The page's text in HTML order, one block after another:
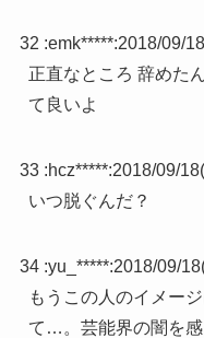
32 :emk*****:2018/09/
正直なところ 辞めた
て良いよ
33 :hcz*****:2018/09/
いつ脱ぐんだ？
34 :yu_*****:2018/09/
もうこの人のイメー
て…。芸能界の闇を